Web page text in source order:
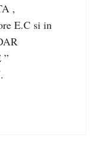
,
E.C si in
”